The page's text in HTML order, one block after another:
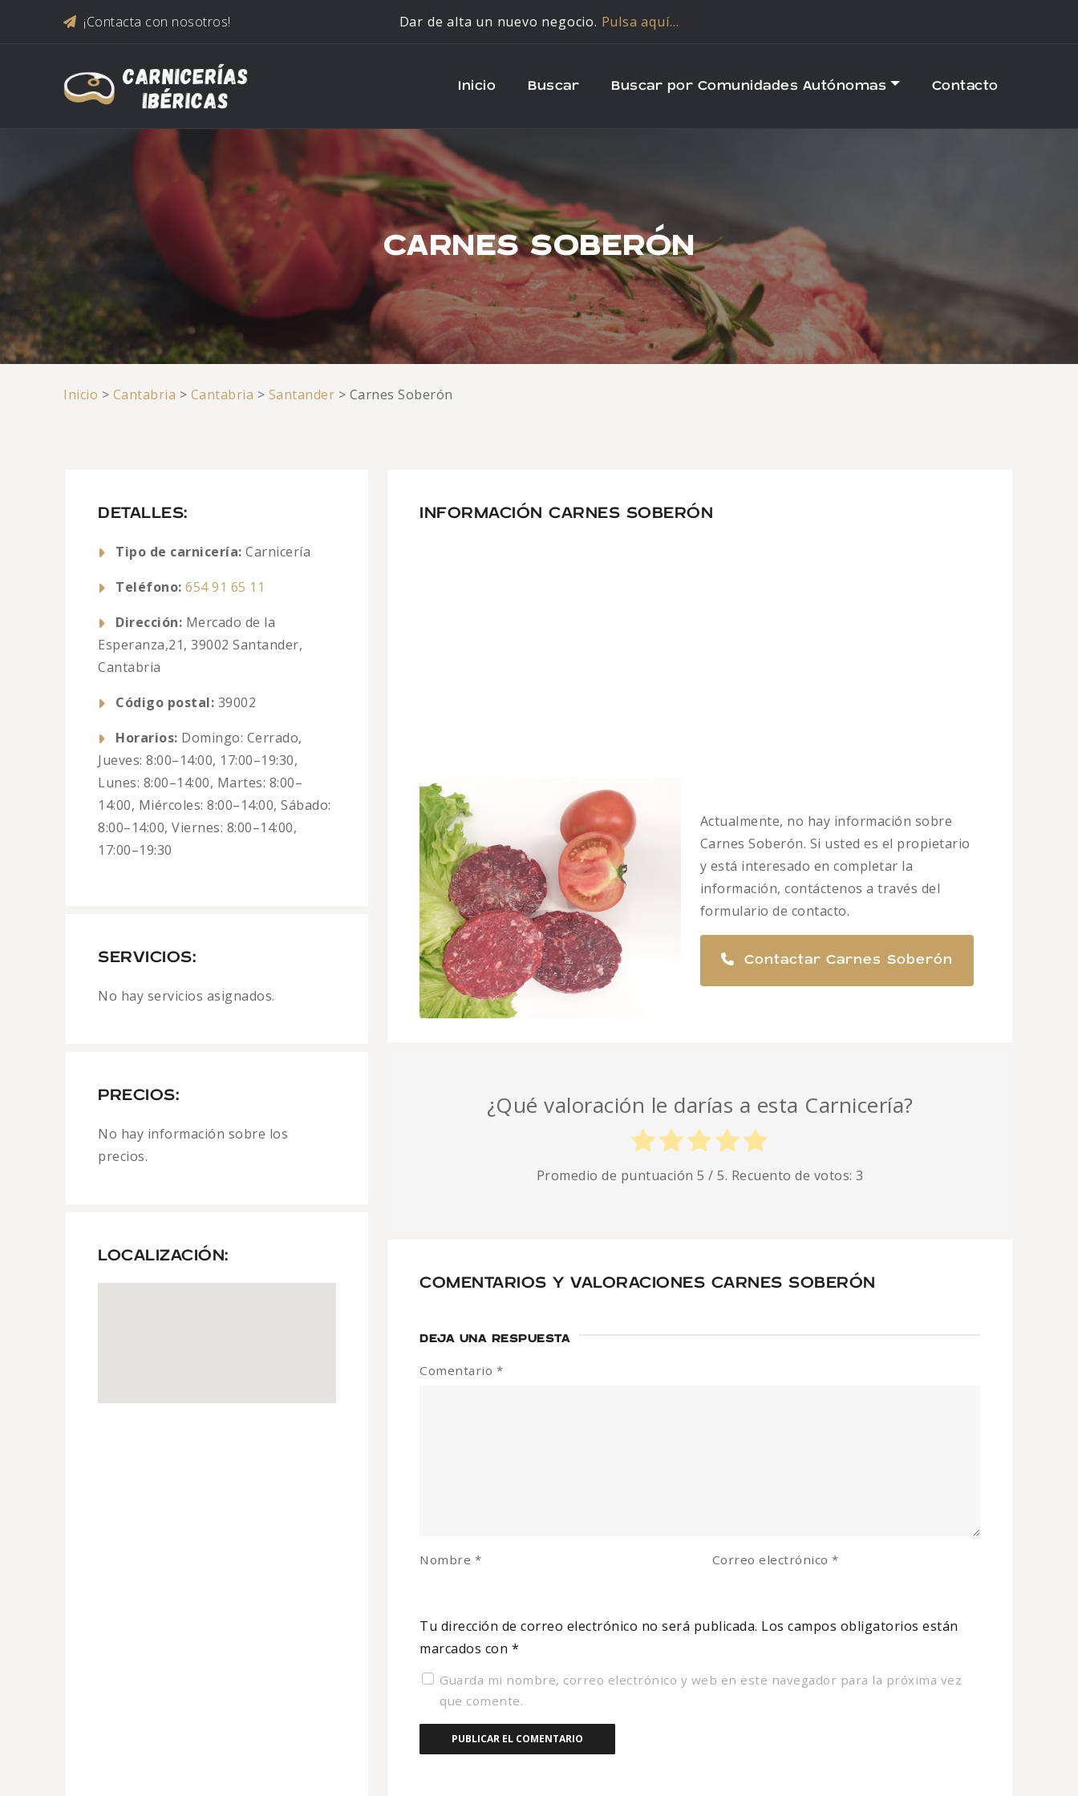
¡Contacta con nosotros! Dar de alta un nuevo negocio. Pulsa aquí…
Inicio Buscar Buscar por Comunidades Autónomas Contacto
CARNES SOBERÓN
Inicio > Cantabria > Cantabria > Santander > Carnes Soberón
DETALLES:
Tipo de carnicería: Carnicería
Teléfono: 654 91 65 11
Dirección: Mercado de la
Esperanza,21, 39002 Santander,
Cantabria
Código postal: 39002
Horarios: Domingo: Cerrado,
Jueves: 8:00–14:00, 17:00–19:30,
Lunes: 8:00–14:00, Martes: 8:00–
14:00, Miércoles: 8:00–14:00, Sábado:
8:00–14:00, Viernes: 8:00–14:00,
17:00–19:30
SERVICIOS:
No hay servicios asignados.
PRECIOS:
No hay información sobre los
precios.
LOCALIZACIÓN:
INFORMACIÓN CARNES SOBERÓN
Actualmente, no hay información sobre
Carnes Soberón. Si usted es el propietario
y está interesado en completar la
información, contáctenos a través del
formulario de contacto.
Contactar Carnes Soberón
¿Qué valoración le darías a esta Carnicería?
Promedio de puntuación5 / 5. Recuento de votos:3
COMENTARIOS Y VALORACIONES CARNES SOBERÓN
DEJA UNA RESPUESTA
Tu dirección de correo electrónico no será publicada. Los campos obligatorios están
marcados con *
Comentario *
Nombre * Correo electrónico*
Guarda mi nombre, correo electrónico y web en este navegador para la próxima vez
que comente.